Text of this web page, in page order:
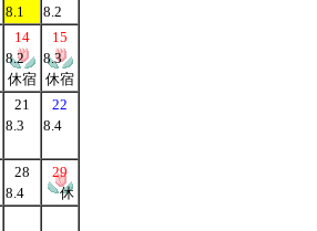
8.1
8.2
14
8.2
休宿
15
8.3
休宿
21
8.3
22
8.4
28
8.4
29
休